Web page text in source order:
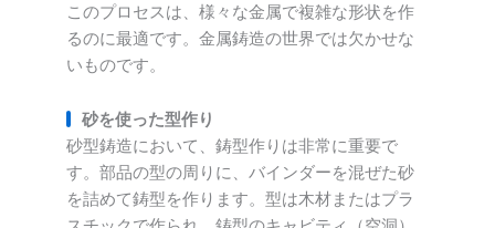
このプロセスは、様々な金属で複雑な形状を作
るのに最適です。金属鋳造の世界では欠かせな
いものです。
砂を使った型作り
砂型鋳造において、鋳型作りは非常に重要で
す。部品の型の周りに、バインダーを混ぜた砂
を詰めて鋳型を作ります。型は木材またはプラ